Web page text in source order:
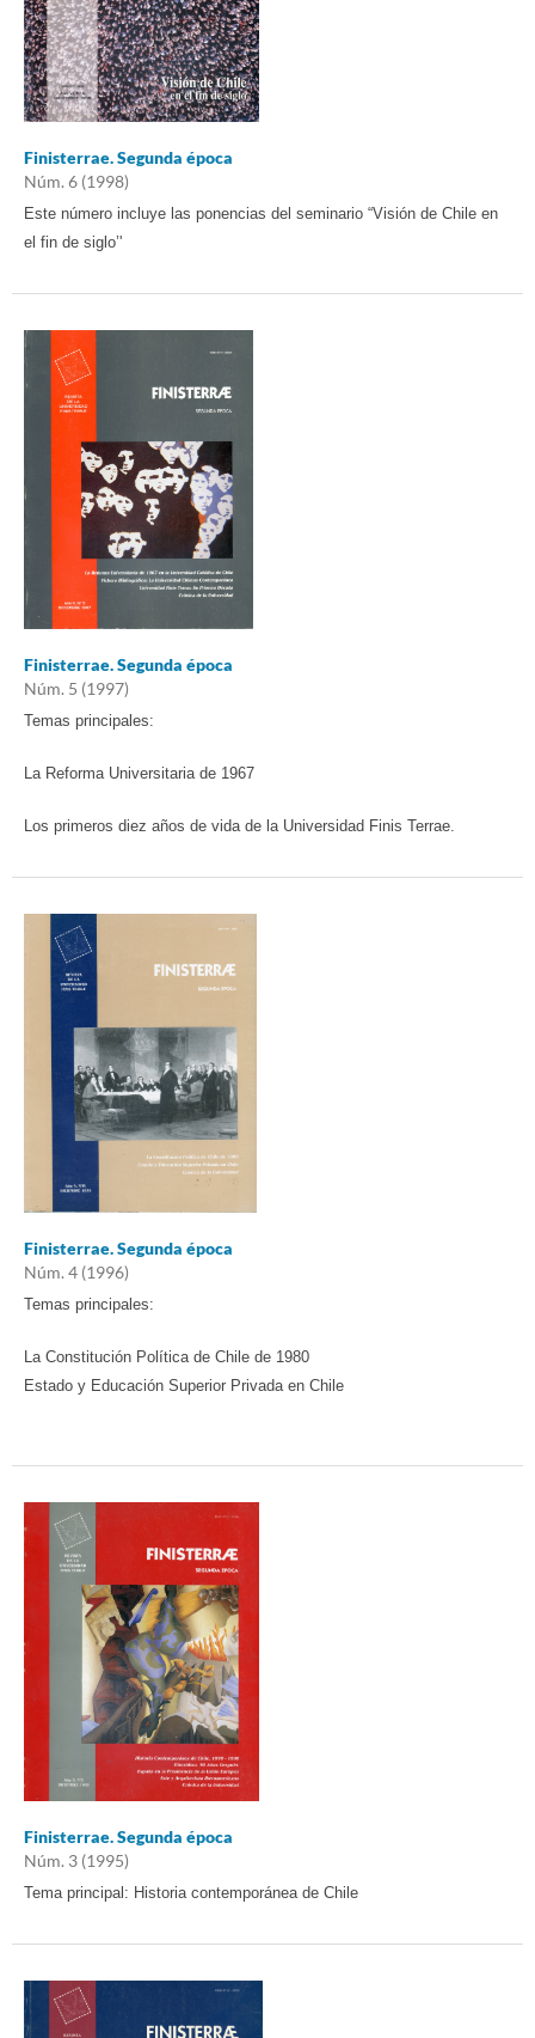
Finisterrae. Segunda época
Núm. 6 (1998)
Este número incluye las ponencias del seminario “Visión de Chile en
el fin de siglo’'
Finisterrae. Segunda época
Núm. 5 (1997)
Temas principales:
La Reforma Universitaria de 1967
Los primeros diez años de vida de la Universidad Finis Terrae.
Finisterrae. Segunda época
Núm. 4 (1996)
Temas principales:
La Constitución Política de Chile de 1980
Estado y Educación Superior Privada en Chile
Finisterrae. Segunda época
Núm. 3 (1995)
Tema principal: Historia contemporánea de Chile